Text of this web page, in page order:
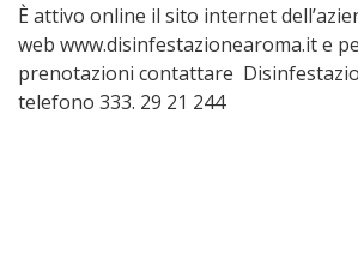
È attivo online il sito internet
web www.disinfestazionearoma.it e
prenotazioni contattare
telefono 333. 29 21 244